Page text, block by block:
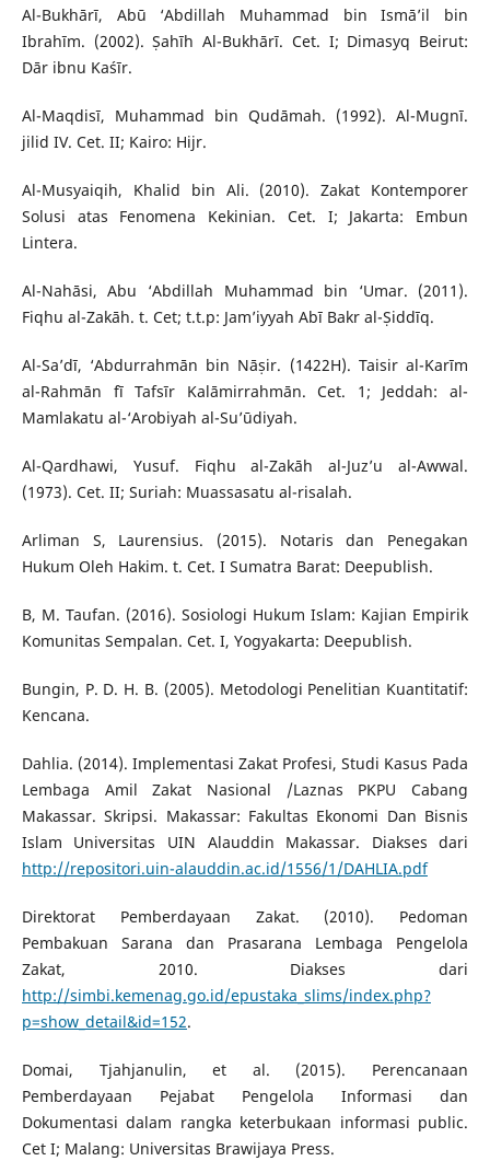
Al-Bukhārī, Abū ‘Abdillah Muhammad bin Ismā’il bin
Ibrahīm. (2002). Ṣahīh Al-Bukhārī. Cet. I; Dimasyq Beirut:
Dār ibnu Kaśīr.
Al-Maqdisī, Muhammad bin Qudāmah. (1992). Al-Mugnī.
jilid IV. Cet. II; Kairo: Hijr.
Al-Musyaiqih, Khalid bin Ali. (2010). Zakat Kontemporer
Solusi atas Fenomena Kekinian. Cet. I; Jakarta: Embun
Lintera.
Al-Nahāsi, Abu ‘Abdillah Muhammad bin ‘Umar. (2011).
Fiqhu al-Zakāh. t. Cet; t.t.p: Jam’iyyah Abī Bakr al-Ṣiddīq.
Al-Sa’dī, ‘Abdurrahmān bin Nāṣir. (1422H). Taisir al-Karīm
al-Rahmān fī Tafsīr Kalāmirrahmān. Cet. 1; Jeddah: al-
Mamlakatu al-‘Arobiyah al-Su’ūdiyah.
Al-Qardhawi, Yusuf. Fiqhu al-Zakāh al-Juz’u al-Awwal.
(1973). Cet. II; Suriah: Muassasatu al-risalah.
Arliman S, Laurensius. (2015). Notaris dan Penegakan
Hukum Oleh Hakim. t. Cet. I Sumatra Barat: Deepublish.
B, M. Taufan. (2016). Sosiologi Hukum Islam: Kajian Empirik
Komunitas Sempalan. Cet. I, Yogyakarta: Deepublish.
Bungin, P. D. H. B. (2005). Metodologi Penelitian Kuantitatif:
Kencana.
Dahlia. (2014). Implementasi Zakat Profesi, Studi Kasus Pada
Lembaga Amil Zakat Nasional /Laznas PKPU Cabang
Makassar. Skripsi. Makassar: Fakultas Ekonomi Dan Bisnis
Islam Universitas UIN Alauddin Makassar. Diakses dari
http://repositori.uin-alauddin.ac.id/1556/1/DAHLIA.pdf
Direktorat Pemberdayaan Zakat. (2010). Pedoman
Pembakuan Sarana dan Prasarana Lembaga Pengelola
Zakat, 2010. Diakses dari
http://simbi.kemenag.go.id/epustaka_slims/index.php?
p=show_detail&id=152.
Domai, Tjahjanulin, et al. (2015). Perencanaan
Pemberdayaan Pejabat Pengelola Informasi dan
Dokumentasi dalam rangka keterbukaan informasi public.
Cet I; Malang: Universitas Brawijaya Press.